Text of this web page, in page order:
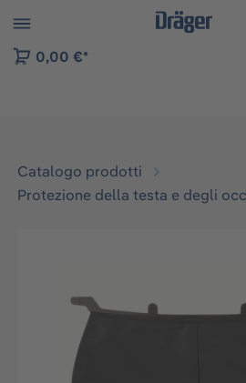
Skip to B2B platform navigation
0,00 €*
Catalogo prodotti
Protezione della testa e degli